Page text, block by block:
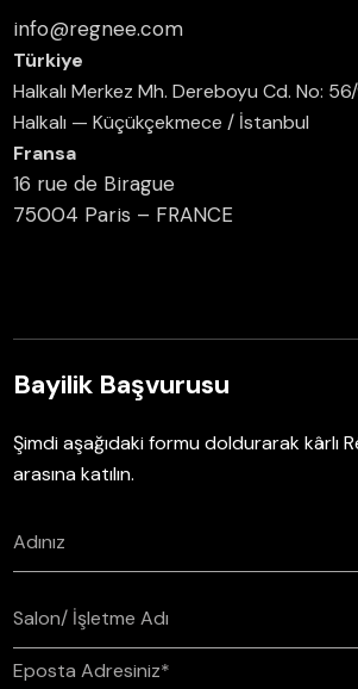
info@regnee.com
Türkiye
Halkalı Merkez Mh. Dereboyu Cd. No:
Halkalı — Küçükçekmece / İstanbul
Fransa
16 rue de Birague
75004 Paris – FRANCE
Bayilik Başvurusu
Şimdi aşağıdaki formu doldurarak kârlı
arasına katılın.